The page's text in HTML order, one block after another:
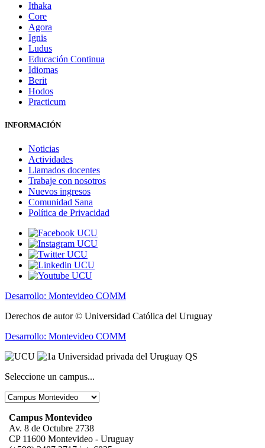
Ithaka
Core
Agora
Ignis
Ludus
Educación Continua
Idiomas
Berit
Hodos
Practicum
INFORMACIÓN
Noticias
Actividades
Llamados docentes
Trabaje con nosotros
Nuevos ingresos
Comunidad Sana
Política de Privacidad
Desarrollo: Montevideo COMM
Derechos de autor © Universidad Católica del Uruguay
Desarrollo: Montevideo COMM
Seleccione un campus...
Campus Montevideo
Av. 8 de Octubre 2738
CP 11600 Montevideo - Uruguay